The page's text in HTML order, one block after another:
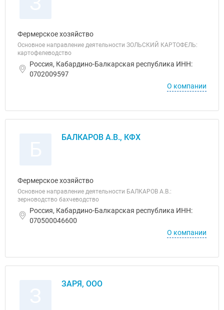
Фермерское хозяйство
Основное направление деятельности ЗОЛЬСКИЙ КАРТОФЕЛЬ:
картофелеводство
Россия, Кабардино-Балкарская республика ИНН:
0702009597
О компании
БАЛКАРОВ А.В., КФХ
Фермерское хозяйство
Основное направление деятельности БАЛКАРОВ А.В.:
зерноводство бахчеводство
Россия, Кабардино-Балкарская республика ИНН:
070500046600
О компании
ЗАРЯ, ООО